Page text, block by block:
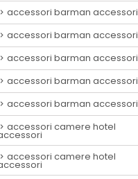
accessori barman accessori
accessori barman accessori
accessori barman accessori
accessori barman accessori
accessori barman accessori
accessori camere hotel
accessori camere hotel